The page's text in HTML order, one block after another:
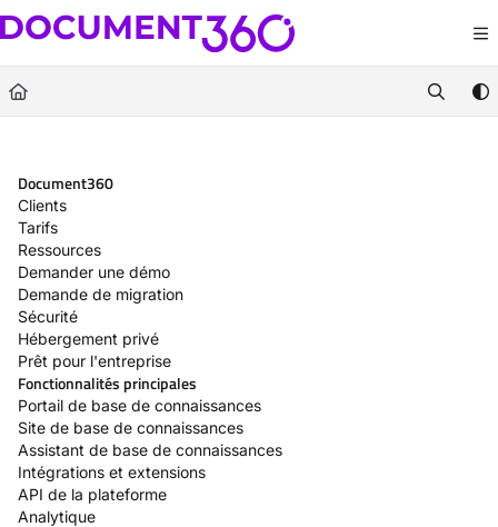
Documentation Index
Fetch the complete documentation index at:https://docs.document360.com/
Use this file to discover all available pages before exploring further.
Document360
Clients
Tarifs
Ressources
Demander une démo
Demande de migration
Sécurité
Hébergement privé
Prêt pour l'entreprise
Fonctionnalités principales
Portail de base de connaissances
Site de base de connaissances
Assistant de base de connaissances
Intégrations et extensions
API de la plateforme
Analytique